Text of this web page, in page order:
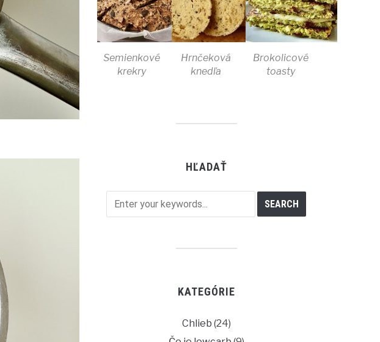
Semienkové
krekry
Hrnčeková
knedľa
Brokolicové
toasty
HĽADAŤ
KATEGÓRIE
Chlieb (24)